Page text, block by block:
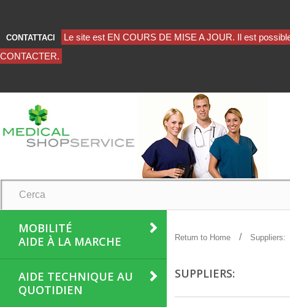
CONTATTACI
MOBILITÉ
AIDE À LA MARCHE
AIDE TECHNIQUE AU
QUOTIDIEN
Return to Home Suppliers:
SUPPLIERS: